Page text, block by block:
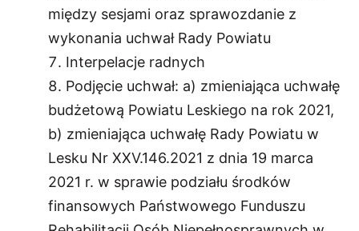
między sesjami oraz sprawozdanie z
wykonania uchwał Rady Powiatu
Interpelacje radnych
Podjęcie uchwał: a) zmieniająca uchwałę
budżetową Powiatu Leskiego na rok 2021,
b) zmieniająca uchwałę Rady Powiatu w
Lesku Nr XXV.146.2021 z dnia 19 marca
2021 r. w sprawie podziału środków
finansowych Państwowego Funduszu